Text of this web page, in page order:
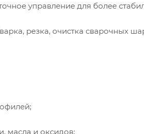
управление для более
резка, очистка сварочных
масла и оксидов;